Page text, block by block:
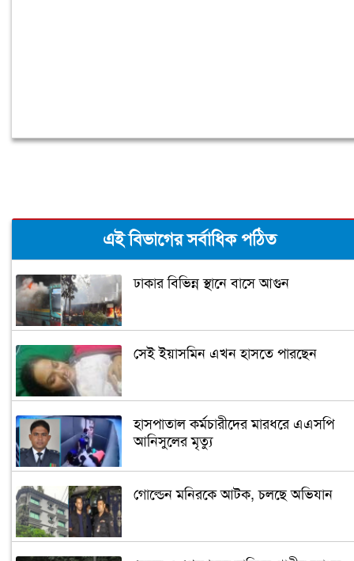
এই বিভাগের সর্বাধিক পঠিত
ঢাকার বিভিন্ন স্থানে বাসে আগুন
সেই ইয়াসমিন এখন হাসতে পারছেন
হাসপাতাল কর্মচারীদের মারধরে এএসপি
আনিসুলের মৃত্যু
গোল্ডেন মনিরকে আটক, চলছে অভিযান